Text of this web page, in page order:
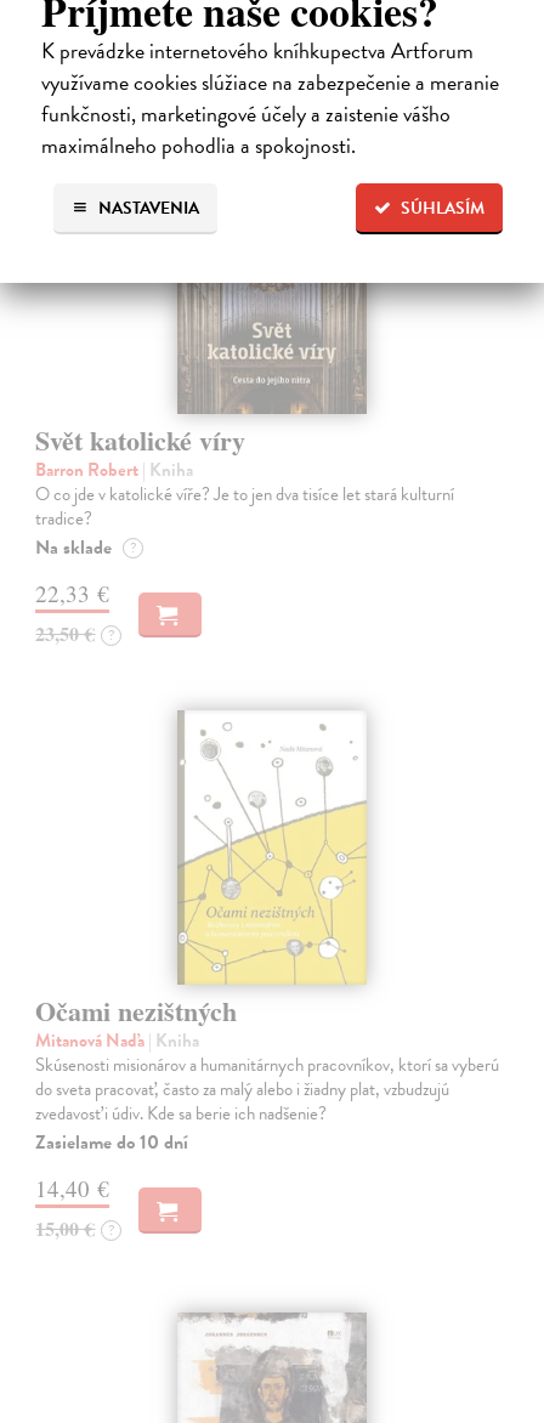
K prevádzke internetového kníhkupectva Artforum
využívame cookies slúžiace na zabezpečenie a meranie
funkčnosti, marketingové účely a zaistenie vášho
maximálneho pohodlia a spokojnosti.
SÚHLASÍM
NASTAVENIA
18,00 €
Svět katolické víry
Barron Robert| Kniha
O co jde v katolické víře? Je to jen dva tisíce let stará kulturní
tradice?
Na sklade ?
22,33 €
23,50 € ?
Očami nezištných
Mitanová Naďa| Kniha
Skúsenosti misionárov a humanitárnych pracovníkov, ktorí sa vyberú
do sveta pracovať, často za malý alebo i žiadny plat, vzbudzujú
zvedavosť i údiv. Kde sa berie ich nadšenie?
Zasielame do 10 dní
14,40 €
15,00 € ?